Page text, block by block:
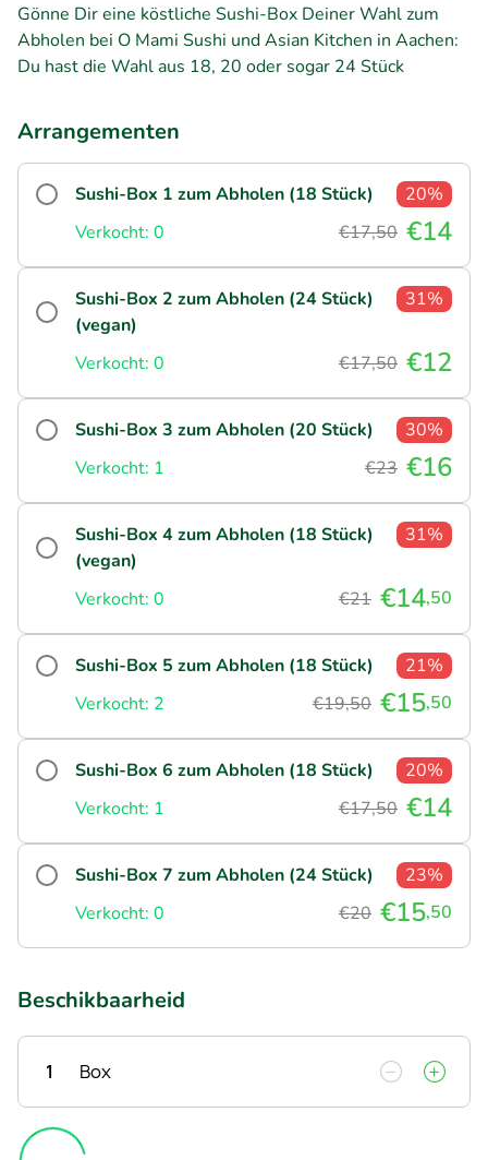
Gönne Dir eine köstliche Sushi-Box Deiner Wahl zum
Abholen bei O Mami Sushi und Asian Kitchen in Aachen:
Du hast die Wahl aus 18, 20 oder sogar 24 Stück
Arrangementen
Sushi-Box 1 zum Abholen (18 Stück)
20%
Verkocht: 0
€17,50 €14
Sushi-Box 2 zum Abholen (24 Stück)
(vegan)
31%
Verkocht: 0 €17,50 €12
Sushi-Box 3 zum Abholen (20 Stück)
30%
Verkocht: 1
€23 €16
Sushi-Box 4 zum Abholen (18 Stück)
(vegan)
31%
Verkocht: 0 €21 €14,50
Sushi-Box 5 zum Abholen (18 Stück)
21%
Verkocht: 2
€19,50 €15,50
Sushi-Box 6 zum Abholen (18 Stück)
20%
Verkocht: 1
€17,50 €14
Sushi-Box 7 zum Abholen (24 Stück)
23%
Verkocht: 0
€20 €15,50
Beschikbaarheid
1 Box